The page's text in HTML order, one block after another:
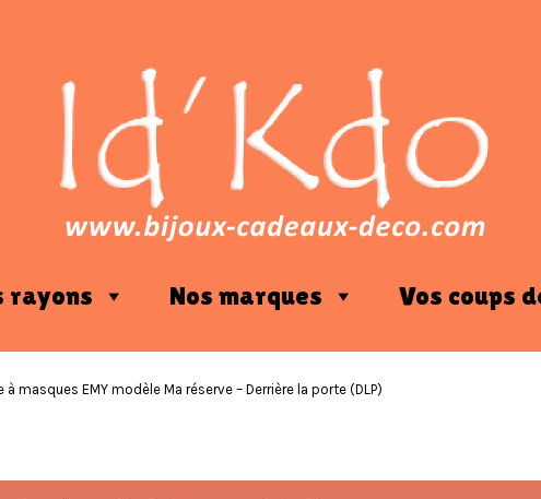
rayons Nos marques Vos coups
à masques EMY modèle Ma réserve – Derrière la porte (DLP)